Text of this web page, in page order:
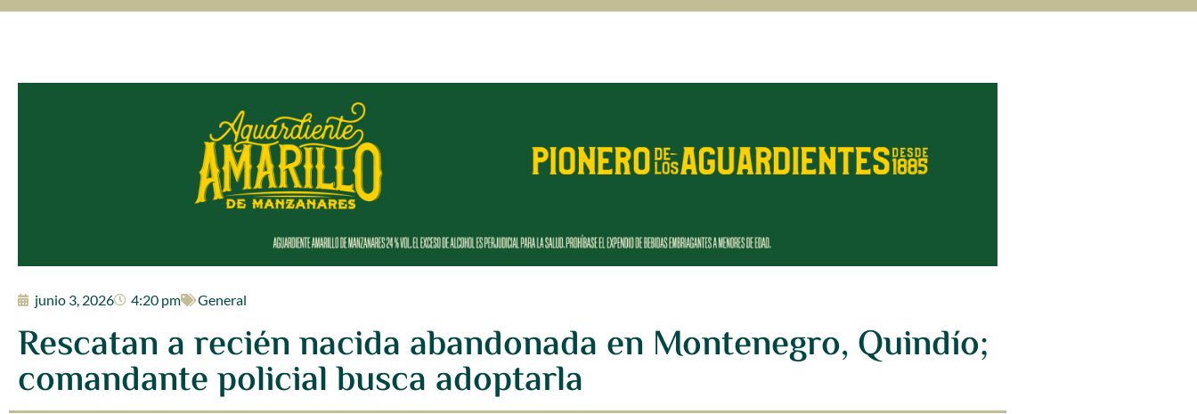
junio 3, 2026 4:20 pm General
Rescatan a recién nacida abandonada en Montenegro, Quindío;
comandante policial busca adoptarla